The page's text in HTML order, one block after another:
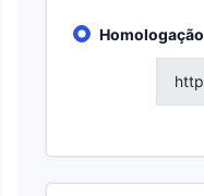
Homologação